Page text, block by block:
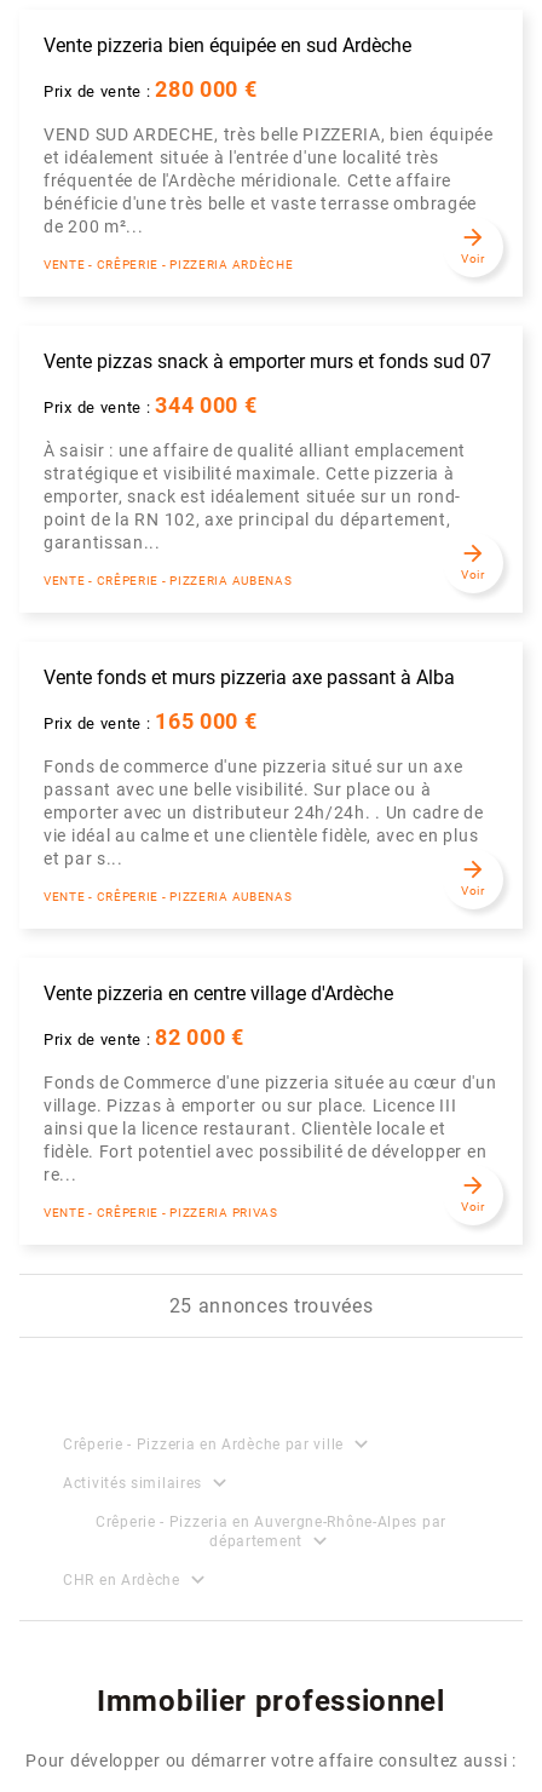
Vente pizzeria bien équipée en sud Ardèche
Prix de vente :280 000 €
VEND SUD ARDECHE, très belle PIZZERIA, bien équipée
et idéalement située à l'entrée d'une localité très
fréquentée de l'Ardèche méridionale. Cette affaire
bénéficie d'une très belle et vaste terrasse ombragée
de 200 m²...
VENTE - CRÊPERIE - PIZZERIA ARDÈCHE
arrow_forward
Voir
Vente pizzas snack à emporter murs et fonds sud 07
Prix de vente :344 000 €
À saisir : une affaire de qualité alliant emplacement
stratégique et visibilité maximale. Cette pizzeria à
emporter, snack est idéalement située sur un rond-
point de la RN 102, axe principal du département,
garantissan...
VENTE - CRÊPERIE - PIZZERIA AUBENAS
arrow_forward
Voir
Vente fonds et murs pizzeria axe passant à Alba
Prix de vente : 165 000 €
Fonds de commerce d'une pizzeria situé sur un axe
passant avec une belle visibilité. Sur place ou à
emporter avec un distributeur 24h/24h. . Un cadre de
vie idéal au calme et une clientèle fidèle, avec en plus
et par s...
VENTE - CRÊPERIE - PIZZERIA AUBENAS
arrow_forward
Voir
Vente pizzeria en centre village d'Ardèche
Prix de vente :82 000 €
Fonds de Commerce d'une pizzeria située au cœur d'un
village. Pizzas à emporter ou sur place. Licence III
ainsi que la licence restaurant. Clientèle locale et
fidèle. Fort potentiel avec possibilité de développer en
re...
VENTE - CRÊPERIE - PIZZERIA PRIVAS
arrow_forward
Voir
25 annonces trouvées
Crêperie - Pizzeria en Ardèche par ville expand_more
Activités similaires expand_more
Crêperie - Pizzeria en Auvergne-Rhône-Alpes par
département
expand_more
CHR en Ardèche expand_more
Immobilier professionnel
Pour développer ou démarrer votre affaire consultez aussi :